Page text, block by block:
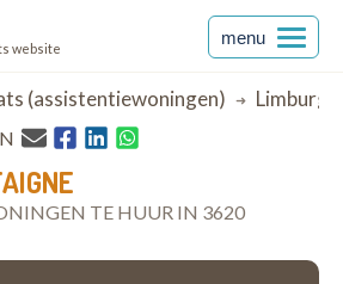
website
menu
(assistentiewoningen) Limburg
TE HUUR IN 3620